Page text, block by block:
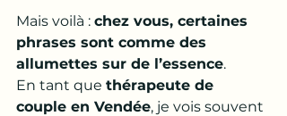
Mais voilà : chez vous, certaines
phrases sont comme des
allumettes sur de l’essence.
En tant que thérapeute de
couple en Vendée, je vois souvent